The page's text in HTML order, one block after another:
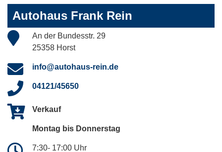
Autohaus Frank Rein
An der Bundesstr. 29
25358 Horst
info@autohaus-rein.de
04121/45650
Verkauf
Montag bis Donnerstag
7:30- 17:00 Uhr